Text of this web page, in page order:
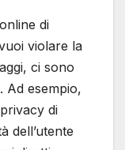
di
violare la
ci sono
Ad esempio,
di
dell’utente